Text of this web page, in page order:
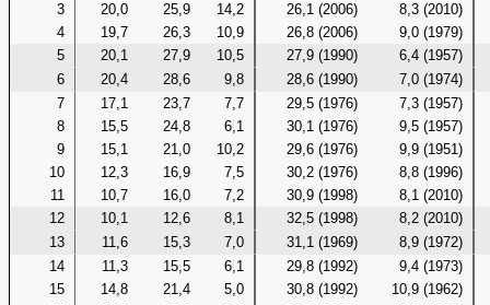
3
20,0 25,9 14,2 26,1 (2006)
8,3 (2010)
4
19,7 26,3 10,9 26,8 (2006)
9,0 (1979)
5
20,1 27,9 10,5 27,9 (1990)
6,4 (1957)
6
20,4 28,6 9,8 28,6 (1990)
7,0 (1974)
7
17,1 23,7 7,7 29,5 (1976)
7,3 (1957)
8
15,5 24,8 6,1 30,1 (1976)
9,5 (1957)
9
15,1 21,0 10,2 29,6 (1976)
9,9 (1951)
10
12,3 16,9 7,5 30,2 (1976)
8,8 (1996)
11
10,7 16,0 7,2 30,9 (1998)
8,1 (2010)
12
10,1 12,6 8,1 32,5 (1998)
8,2 (2010)
13
11,6 15,3 7,0 31,1 (1969)
8,9 (1972)
14
11,3 15,5 6,1 29,8 (1992)
9,4 (1973)
15
14,8 21,4 5,0 30,8 (1992)
10,9 (1962)